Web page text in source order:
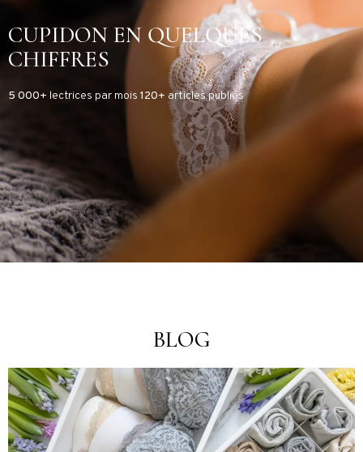
CUPIDON EN QUELQUES
CHIFFRES
5 000+ lectrices par mois 120+ articles publiés
BLOG